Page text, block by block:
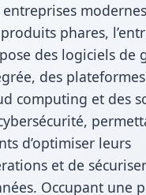
entreprises
phares,
des logiciels de
des
computing et des
d’optimiser leurs
et de
Occupant une